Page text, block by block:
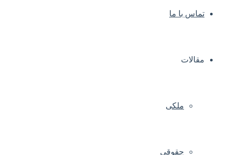
تماس با ما
مقالات
ملکی
حقوقی